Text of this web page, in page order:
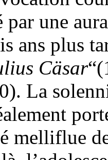
une
ans plus
Cäsar
La
melliflue